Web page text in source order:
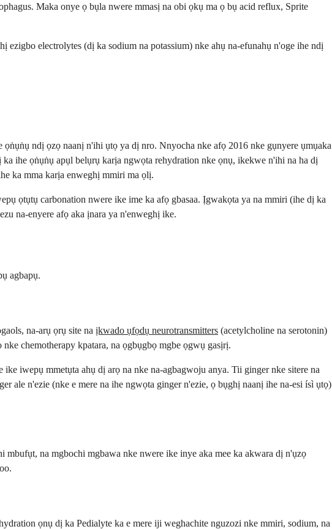
Maka onye ọ bụla nwere mmasị na obi ọkụ ma ọ bụ acid reflux, Sprite
electrolytes (dị ka sodium na potassium) nke ahụ na-efunahụ n'oge ihe ndị
ndị ọzọ naanị n'ihi ụtọ ya dị nro. Nnyocha nke afọ 2016 nke gụnyere ụmụaka
ihe ọṅụṅụ apụl belụrụ karịa ngwọta rehydration nke ọnụ, ikekwe n'ihi na ha dị
ka mma karịa enweghị mmiri ma ọlị.
ọtụtụ carbonation nwere ike ime ka afọ gbasaa. Ịgwakọta ya na mmiri (ihe dị ka
na-enyere afọ aka ịnara ya n'enweghị ike.
agbapụ.
na-arụ ọrụ site na ịkwado ụfọdụ neurotransmitters (acetylcholine na serotonin)
chemotherapy kpatara, na ọgbụgbọ mgbe ọgwụ gasịrị.
iwepụ mmetụta ahụ dị arọ na nke na-agbagwoju anya. Tii ginger nke sitere na
ale n'ezie (nke e mere na ihe ngwọta ginger n'ezie, ọ bụghị naanị ihe na-esi ísì ụtọ)
na mgbochi mgbawa nke nwere ike inye aka mee ka akwara dị n'ụzọ
ọnụ dị ka Pedialyte ka e mere iji weghachite nguzozi nke mmiri, sodium, na